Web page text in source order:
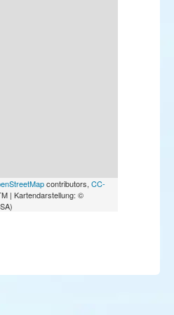
contributors, CC-
| Kartendarstellung: ©